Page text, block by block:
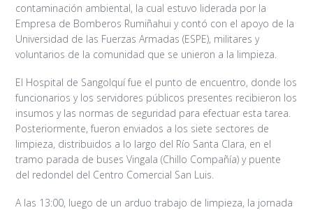
contaminación ambiental, la cual estuvo liderada por la
Empresa de Bomberos Rumiñahui y contó con el apoyo de la
Universidad de las Fuerzas Armadas (ESPE), militares y
voluntarios de la comunidad que se unieron a la limpieza.
El Hospital de Sangolquí fue el punto de encuentro, donde los
funcionarios y los servidores públicos presentes recibieron los
insumos y las normas de seguridad para efectuar esta tarea.
Posteriormente, fueron enviados a los siete sectores de
limpieza, distribuidos a lo largo del Río Santa Clara, en el
tramo parada de buses Vingala (Chillo Compañía) y puente
del redondel del Centro Comercial San Luis.
A las 13:00, luego de un arduo trabajo de limpieza, la jornada